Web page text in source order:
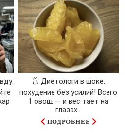
🩱 Диетологи в шоке:
похудение без усилий! Всего
1 овощ — и вес тает на
глазах…
ПОДРОБНЕЕ